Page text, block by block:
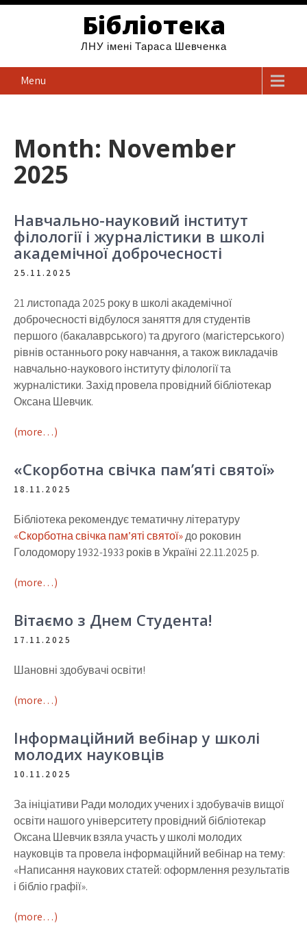
Бібліотека
ЛНУ імені Тараса Шевченка
Menu
Month: November
2025
Навчально-науковий інститут
філології і журналістики в школі
академічної доброчесності
25.11.2025
21 листопада 2025 року в школі академічної
доброчесності відбулося заняття для студентів
першого (бакалаврського) та другого (магістерського)
рівнів останнього року навчання, а також викладачів
навчально-наукового інституту філології та
журналістики. Захід провела провідний бібліотекар
Оксана Шевчик.
(more…)
«Скорботна свічка пам’яті святої»
18.11.2025
Бібліотека рекомендує тематичну літературу
«Скорботна свічка пам’яті святої»до роковин
Голодомору 1932-1933 років в Україні 22.11.2025 р.
(more…)
Вітаємо з Днем Студента!
17.11.2025
Шановні здобувачі освіти!
(more…)
Інформаційний вебінар у школі
молодих науковців
10.11.2025
За ініціативи Ради молодих учених і здобувачів вищої
освіти нашого університету провідний бібліотекар
Оксана Шевчик взяла участь у школі молодих
науковців та провела інформаційний вебінар на тему:
«Написання наукових статей: оформлення результатів
і бібліо графії».
(more…)